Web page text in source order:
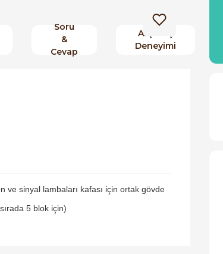
Soru
&
Cevap
Alışveriş
Deneyimi
ve sinyal lambaları kafası için ortak gövde
5 blok için)